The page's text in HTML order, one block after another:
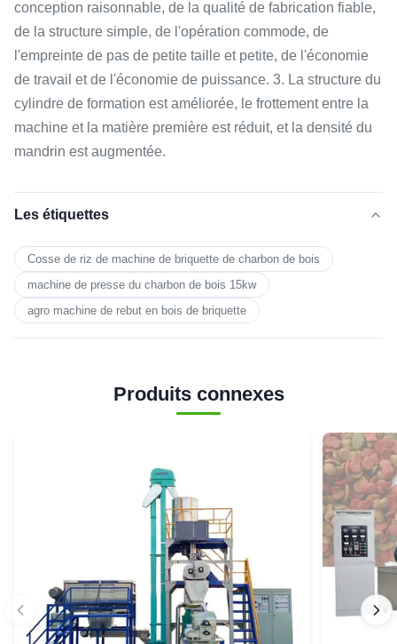
conception raisonnable, de la qualité de fabrication fiable,
de la structure simple, de l'opération commode, de
l'empreinte de pas de petite taille et petite, de l'économie
de travail et de l'économie de puissance. 3. La structure du
cylindre de formation est améliorée, le frottement entre la
machine et la matière première est réduit, et la densité du
mandrin est augmentée.
Les étiquettes
Cosse de riz de machine de briquette de charbon de bois
machine de presse du charbon de bois 15kw
agro machine de rebut en bois de briquette
Produits connexes